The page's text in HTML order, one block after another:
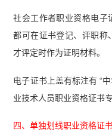
社会工作者职业资格电子
都可在证书登记、评职称
才评定时作为证明材料。
电子证书上盖有标注有 “
业技术人员职业资格证书
四、单独划线职业资格证